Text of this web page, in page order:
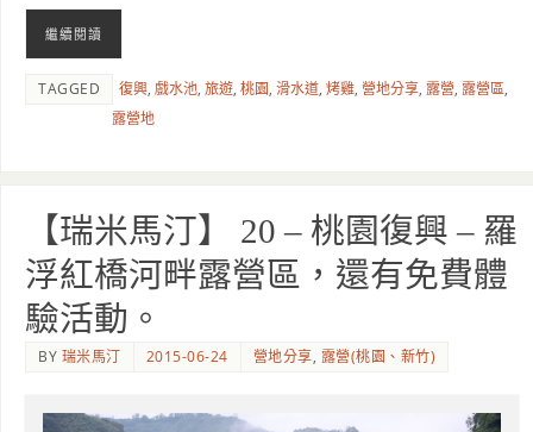
繼續閱讀
TAGGED 復興,戲水池,旅遊,桃園,滑水道,烤雞,營地分享, 露營, 露營區,
露營地
【瑞米馬汀】 20 – 桃園復興 – 羅
浮紅橋河畔露營區，還有免費體
驗活動。
BY 瑞米馬汀 2015-06-24 營地分享, 露營(桃園、新竹)